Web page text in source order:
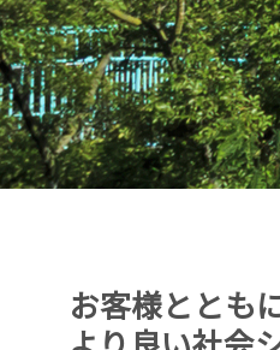
お客様とともに